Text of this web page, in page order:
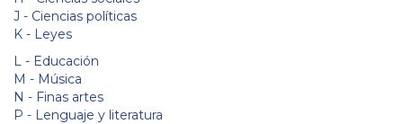
J - Ciencias políticas
K - Leyes
L - Educación
M - Música
N - Finas artes
P - Lenguaje y literatura